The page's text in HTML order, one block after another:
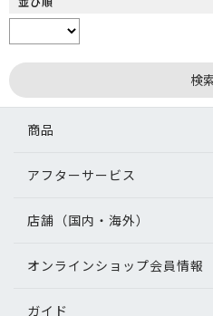
商品
アフターサービス
店舗（国内・海外）
オンラインショップ会員情報
ガイド